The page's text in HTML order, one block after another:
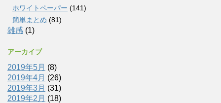
ホワイトペーパー (141)
簡単まとめ (81)
雑感 (1)
アーカイブ
2019年5月 (8)
2019年4月 (26)
2019年3月 (31)
2019年2月 (18)